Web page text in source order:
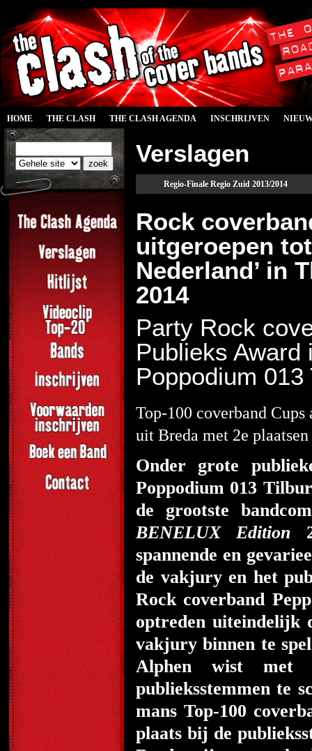
HOME THE CLASH THE CLASH AGENDA INSCHRIJVEN
Verslagen
Regio-Finale Regio Zuid 2013/2014
Rock
uitgeroepen
Nederland’ in
2014
Party Rock
Publieks Award
Poppodium 013
Top-100 coverband
uit Breda met 2e
Onder grote
Poppodium 013
de grootste
BENELUX Edition
spannende en
de vakjury en het
Rock coverband
optreden uiteindelijk
vakjury binnen te
Alphen wist met
publieksstemmen te
mans Top-100
plaats bij de